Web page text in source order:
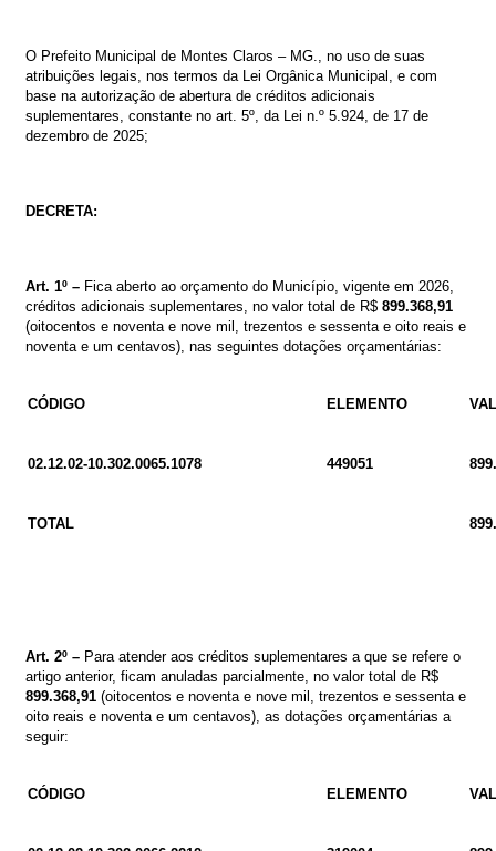
O Prefeito Municipal de Montes Claros – MG., no uso de suas
atribuições legais, nos termos da Lei Orgânica Municipal, e com
base na autorização de abertura de créditos adicionais
suplementares, constante no art. 5º, da Lei n.º 5 .924, de 17 de
dezembro de 2025;
DECRETA:
Art. 1º – Fica aberto ao orçamento do Município, vigente em 2026,
créditos adicionais suplementares , no valor total de R$ 899.368,91
(oitocentos e noventa e nove mil, trezentos e sessenta e oito reais e
noventa e um centavos) , nas seguintes dotações orçamentárias:
CÓDIGO ELEMENTO
02.12.02-10.302.0065.1078 449051
TOTAL
Art. 2º – Para atender aos créditos suplementares a que se refere o
artigo anterior, ficam anuladas parcialmente, no valor total de R$
899.368,91 (oitocentos e noventa e nove mil, trezentos e sessenta e
oito reais e noventa e um centavos) as dotações orçamentárias a
seguir:
CÓDIGO ELEMENTO